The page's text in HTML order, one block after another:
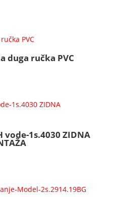
duga ručka PVC
vode-1s.4030 ZIDNA